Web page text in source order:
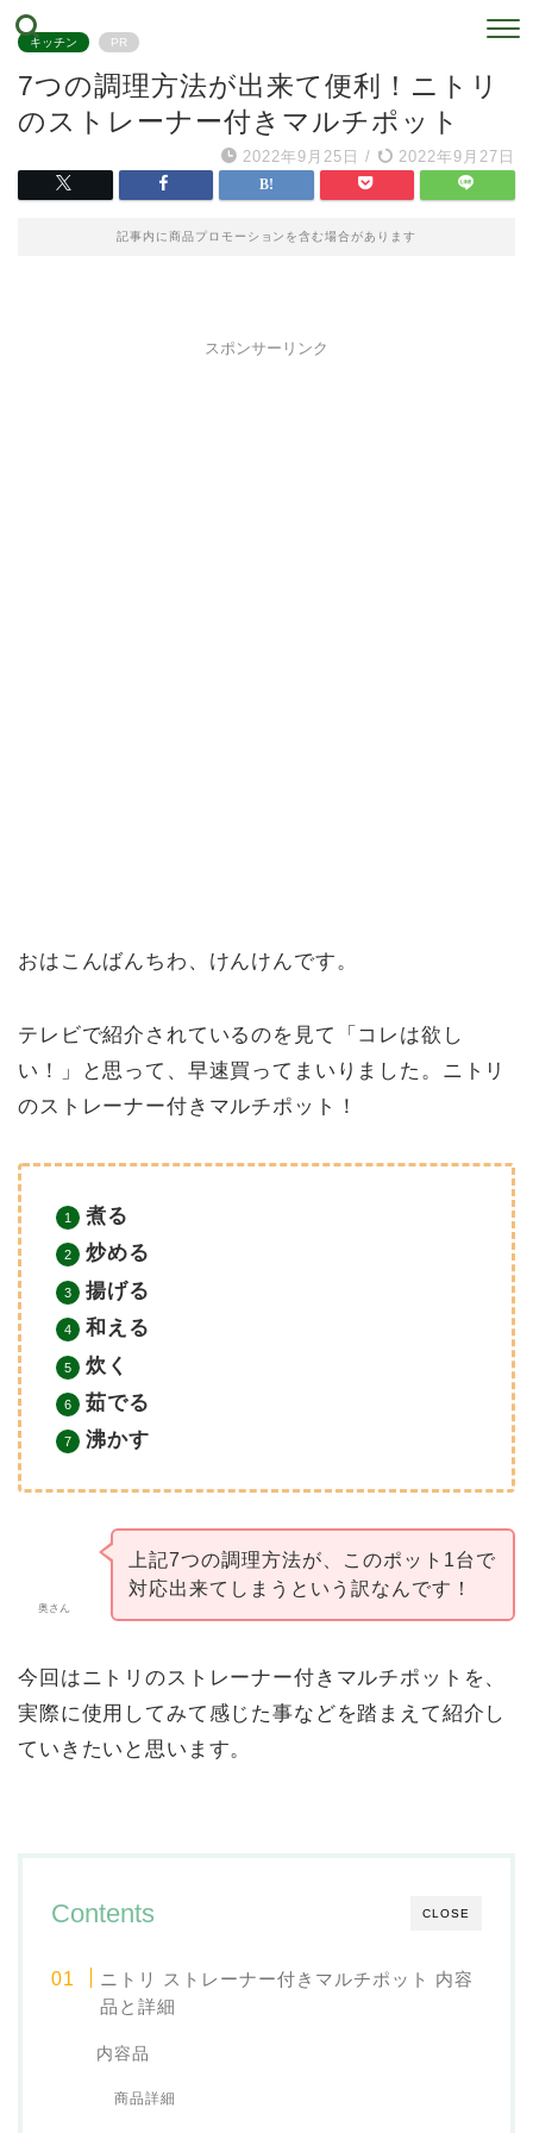
キッチン PR
7つの調理方法が出来て便利！ニトリ
のストレーナー付きマルチポット
2022年9月25日 / 2022年9月27日
記事内に商品プロモーションを含む場合があります
スポンサーリンク
おはこんばんちわ、けんけんです。
テレビで紹介されているのを見て「コレは欲し
い！」と思って、早速買ってまいりました。ニトリ
のストレーナー付きマルチポット！
煮る
炒める
揚げる
和える
炊く
茹でる
沸かす
奥さん
上記7つの調理方法が、このポット1台で
対応出来てしまうという訳なんです！
今回はニトリのストレーナー付きマルチポットを、
実際に使用してみて感じた事などを踏まえて紹介し
ていきたいと思います。
CLOSE
Contents
ニトリ ストレーナー付きマルチポット 内容
品と詳細
内容品
商品詳細